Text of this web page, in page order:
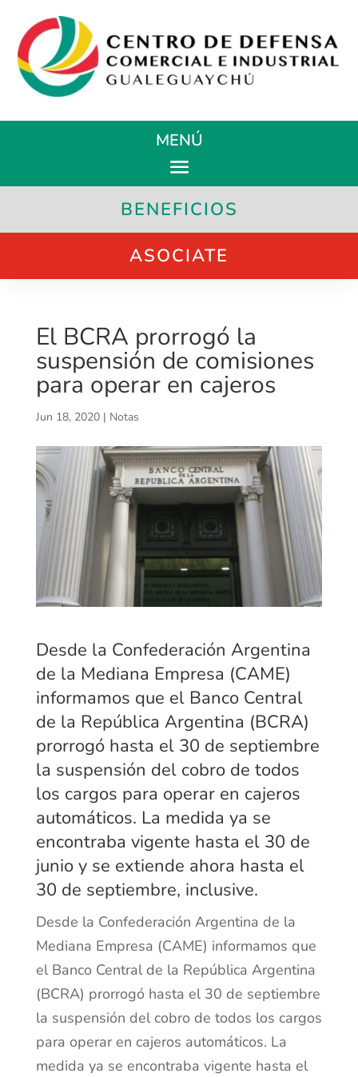
MENÚ
BENEFICIOS
ASOCIATE
El BCRA prorrogó la
suspensión de comisiones
para operar en cajeros
Jun 18, 2020| Notas
Desde la Confederación Argentina
de la Mediana Empresa (CAME)
informamos que el Banco Central
de la República Argentina (BCRA)
prorrogó hasta el 30 de septiembre
la suspensión del cobro de todos
los cargos para operar en cajeros
automáticos. La medida ya se
encontraba vigente hasta el 30 de
junio y se extiende ahora hasta el
30 de septiembre, inclusive.
Desde la Confederación Argentina de la
Mediana Empresa (CAME) informamos que
el Banco Central de la República Argentina
(BCRA) prorrogó hasta el 30 de septiembre
la suspensión del cobro de todos los cargos
para operar en cajeros automáticos. La
medida ya se encontraba vigente hasta el